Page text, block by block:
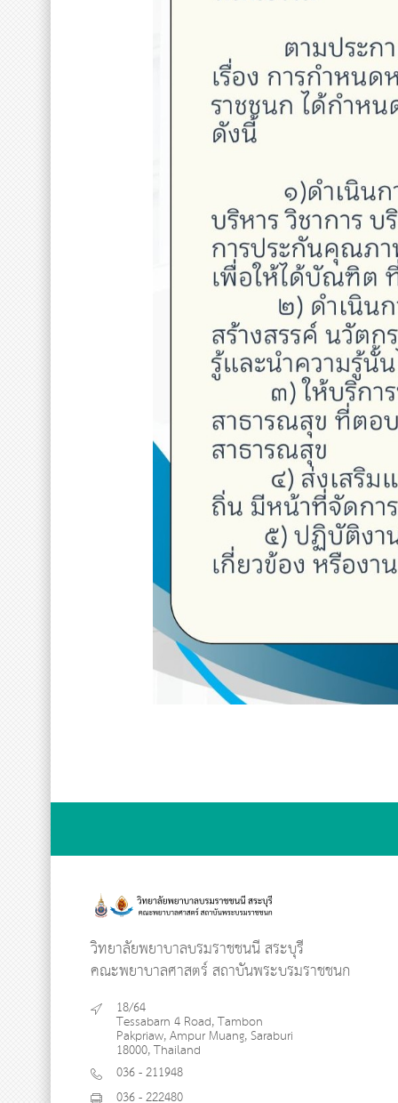
วิทยาลัยพยาบาลบรมราชชนนี สระบุรี
คณะพยาบาลศาสตร์ สถาบันพระบรมราชชนก
18/64
Tessabarn 4 Road, Tambon
Pakpriaw, Ampur Muang, Saraburi
18000, Thailand
036 - 211948
036 - 222480